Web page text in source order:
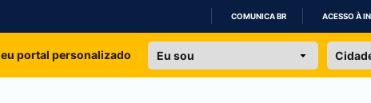
IR
COMUNICA BR ACESSO À
portal personalizado